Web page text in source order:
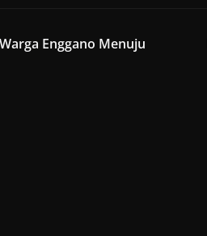
Enggano Menuju